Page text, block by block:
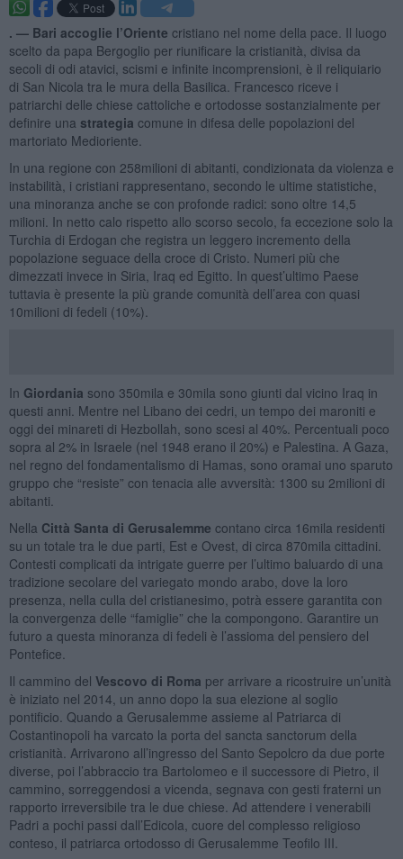
. — Bari accoglie l’Oriente cristiano nel nome della pace. Il luogo
scelto da papa Bergoglio per riunificare la cristianità, divisa da
secoli di odi atavici, scismi e infinite incomprensioni, è il reliquiario
di San Nicola tra le mura della Basilica. Francesco riceve i
patriarchi delle chiese cattoliche e ortodosse sostanzialmente per
definire una strategia comune in difesa delle popolazioni del
martoriato Medioriente.
In una regione con 258milioni di abitanti, condizionata da violenza e
instabilità, i cristiani rappresentano, secondo le ultime statistiche,
una minoranza anche se con profonde radici: sono oltre 14,5
milioni. In netto calo rispetto allo scorso secolo, fa eccezione solo la
Turchia di Erdogan che registra un leggero incremento della
popolazione seguace della croce di Cristo. Numeri più che
dimezzati invece in Siria, Iraq ed Egitto. In quest’ultimo Paese
tuttavia è presente la più grande comunità dell’area con quasi
10milioni di fedeli (10%).
In Giordania sono 350mila e 30mila sono giunti dal vicino Iraq in
questi anni. Mentre nel Libano dei cedri, un tempo dei maroniti e
oggi dei minareti di Hezbollah, sono scesi al 40%. Percentuali poco
sopra al 2% in Israele (nel 1948 erano il 20%) e Palestina. A Gaza,
nel regno del fondamentalismo di Hamas, sono oramai uno sparuto
gruppo che “resiste” con tenacia alle avversità: 1300 su 2milioni di
abitanti.
Nella Città Santa di Gerusalemme contano circa 16mila residenti
su un totale tra le due parti, Est e Ovest, di circa 870mila cittadini.
Contesti complicati da intrigate guerre per l’ultimo baluardo di una
tradizione secolare del variegato mondo arabo, dove la loro
presenza, nella culla del cristianesimo, potrà essere garantita con
la convergenza delle “famiglie” che la compongono. Garantire un
futuro a questa minoranza di fedeli è l’assioma del pensiero del
Pontefice.
Il cammino del Vescovo di Roma per arrivare a ricostruire un’unità
è iniziato nel 2014, un anno dopo la sua elezione al soglio
pontificio. Quando a Gerusalemme assieme al Patriarca di
Costantinopoli ha varcato la porta del sancta sanctorum della
cristianità. Arrivarono all’ingresso del Santo Sepolcro da due porte
diverse, poi l’abbraccio tra Bartolomeo e il successore di Pietro, il
cammino, sorreggendosi a vicenda, segnava con gesti fraterni un
rapporto irreversibile tra le due chiese. Ad attendere i venerabili
Padri a pochi passi dall’Edicola, cuore del complesso religioso
conteso, il patriarca ortodosso di Gerusalemme Teofilo III.